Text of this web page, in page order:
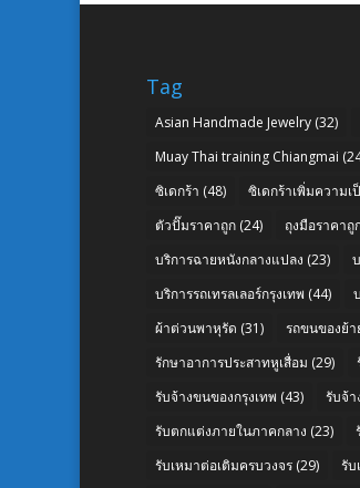
Tag
Asian Handmade Jewelry (32)
Muay Thai training Chiangmai
ซิเดกร้า (48) ซิเดกร้าเพิ่มความเ
ตัวปั๊มราคาถูก (24) ถุงมือราคาถู
บริการฉายหนังกลางแปลง (23)
บริการรถเทรลเลอร์กรุงเทพ (44)
ผ้าต่วนพาหุรัด (31) รถขนของย้
รักษาอาการประสาทหูเสื่อม (29)
รับจ้างขนของกรุงเทพ (43) รับจ้
รับตกแต่งภายในภาคกลาง (23)
รับเหมาต่อเติมครบวงจร (29) รั